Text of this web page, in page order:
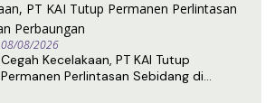
08/08/2026
Cegah Kecelakaan, PT KAI Tutup
Permanen Perlintasan Sebidang di